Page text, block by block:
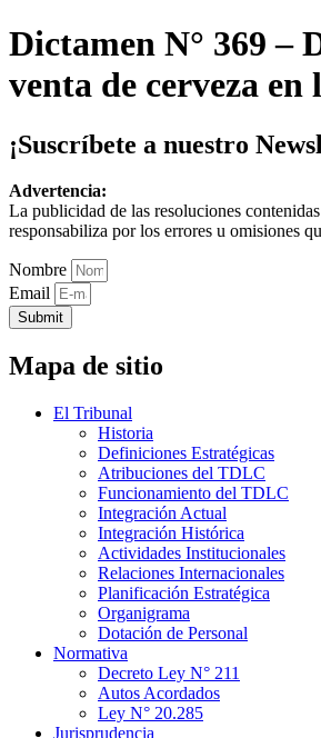
Dictamen N° 369 –
venta de cerveza en
¡Suscríbete a nuestro
Advertencia:
La publicidad de las resoluciones
responsabiliza por los errores u omisiones
Nombre
Email
Submit
Mapa de sitio
El Tribunal
Historia
Definiciones Estratégicas
Atribuciones del TDLC
Funcionamiento del TDLC
Integración Actual
Integración Histórica
Actividades Institucionales
Relaciones Internacionales
Planificación Estratégica
Organigrama
Dotación de Personal
Normativa
Decreto Ley N° 211
Autos Acordados
Ley N° 20.285
Jurisprudencia